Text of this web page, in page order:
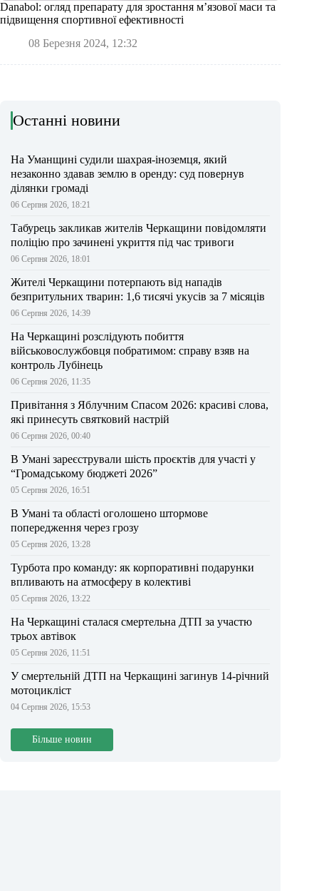
Danabol: огляд препарату для зростання м’язової маси та
підвищення спортивної ефективності
08 Березня 2024, 12:32
Останні новини
На Уманщині судили шахрая-іноземця, який
незаконно здавав землю в оренду: суд повернув
ділянки громаді
06 Серпня 2026, 18:21
Табурець закликав жителів Черкащини повідомляти
поліцію про зачинені укриття під час тривоги
06 Серпня 2026, 18:01
Жителі Черкащини потерпають від нападів
безпритульних тварин: 1,6 тисячі укусів за 7 місяців
06 Серпня 2026, 14:39
На Черкащині розслідують побиття
військовослужбовця побратимом: справу взяв на
контроль Лубінець
06 Серпня 2026, 11:35
Привітання з Яблучним Спасом 2026: красиві слова,
які принесуть святковий настрій
06 Серпня 2026, 00:40
В Умані зареєстрували шість проєктів для участі у
“Громадському бюджеті 2026”
05 Серпня 2026, 16:51
В Умані та області оголошено штормове
попередження через грозу
05 Серпня 2026, 13:28
Турбота про команду: як корпоративні подарунки
впливають на атмосферу в колективі
05 Серпня 2026, 13:22
На Черкащині сталася смертельна ДТП за участю
трьох автівок
05 Серпня 2026, 11:51
У смертельній ДТП на Черкащині загинув 14-річний
мотоцикліст
04 Серпня 2026, 15:53
Більше новин